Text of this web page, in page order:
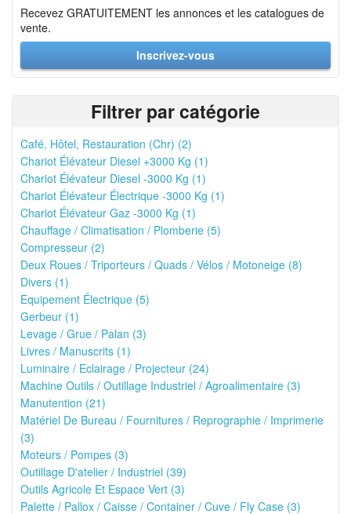
Recevez GRATUITEMENT les annonces et les catalogues de
vente.
Inscrivez-vous
Filtrer par catégorie
Café, Hôtel, Restauration (Chr) (2)
Chariot Élévateur Diesel +3000 Kg (1)
Chariot Élévateur Diesel -3000 Kg (1)
Chariot Élévateur Électrique -3000 Kg (1)
Chariot Élévateur Gaz -3000 Kg (1)
Chauffage / Climatisation / Plomberie (5)
Compresseur (2)
Deux Roues / Triporteurs / Quads / Vélos / Motoneige (8)
Divers (1)
Equipement Électrique (5)
Gerbeur (1)
Levage / Grue / Palan (3)
Livres / Manuscrits (1)
Luminaire / Eclairage / Projecteur (24)
Machine Outils / Outillage Industriel / Agroalimentaire (3)
Manutention (21)
Matériel De Bureau / Fournitures / Reprographie / Imprimerie
(3)
Moteurs / Pompes (3)
Outillage D'atelier / Industriel (39)
Outils Agricole Et Espace Vert (3)
Palette / Pallox / Caisse / Container / Cuve / Fly Case (3)